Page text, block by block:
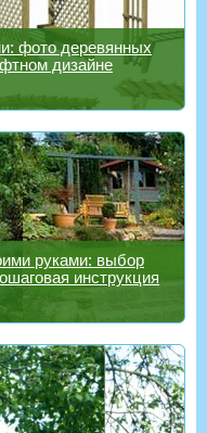
фото деревянных
дизайне
руками: выбор
инструкция